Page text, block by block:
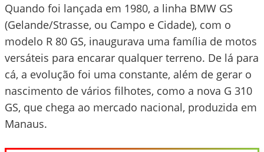
Quando foi lançada em 1980, a linha BMW GS
(Gelande/Strasse, ou Campo e Cidade), com o
modelo R 80 GS, inaugurava uma família de motos
versáteis para encarar qualquer terreno. De lá para
cá, a evolução foi uma constante, além de gerar o
nascimento de vários filhotes, como a nova G 310
GS, que chega ao mercado nacional, produzida em
Manaus.